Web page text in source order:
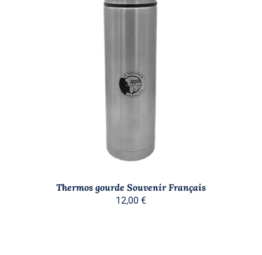
Thermos gourde Souvenir Français
12,00 €